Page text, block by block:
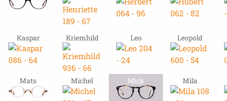
Kaspar Kriemhild Leo Leopold
Mats Michel Mick Mila